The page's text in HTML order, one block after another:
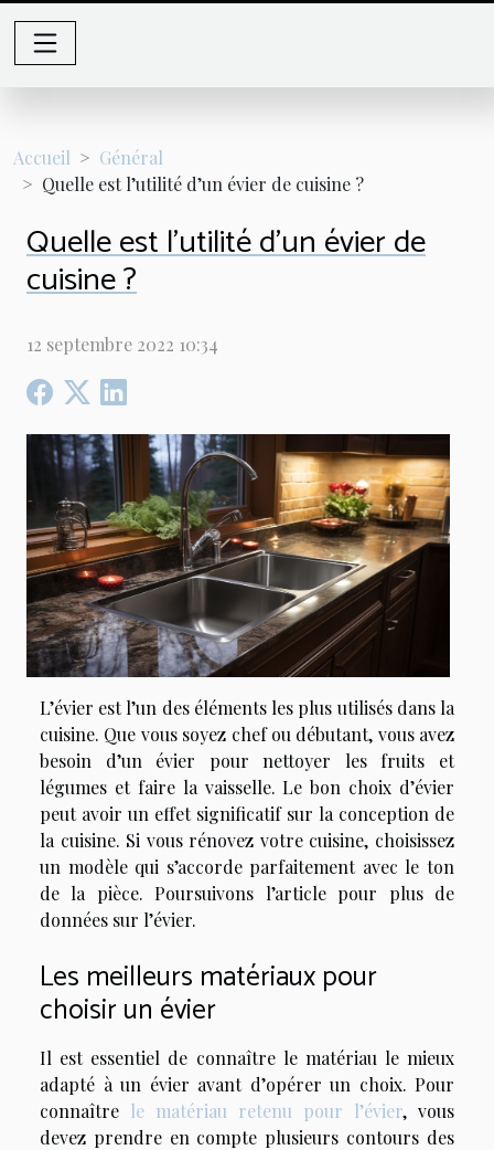
Accueil
Général
Quelle est l’utilité d’un évier de cuisine ?
Quelle est l’utilité d’un évier de
cuisine ?
12 septembre 2022 10:34
L’évier est l’un des éléments les plus utilisés dans la
cuisine. Que vous soyez chef ou débutant, vous avez
besoin d’un évier pour nettoyer les fruits et
légumes et faire la vaisselle. Le bon choix d’évier
peut avoir un effet significatif sur la conception de
la cuisine. Si vous rénovez votre cuisine, choisissez
un modèle qui s’accorde parfaitement avec le ton
de la pièce. Poursuivons l’article pour plus de
données sur l’évier.
Les meilleurs matériaux pour
choisir un évier
Il est essentiel de connaître le matériau le mieux
adapté à un évier avant d’opérer un choix. Pour
connaître le matériau retenu pour l’évier, vous
devez prendre en compte plusieurs contours des